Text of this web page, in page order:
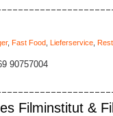
, Fast Food Lieferservice
90757004
Filminstitut &